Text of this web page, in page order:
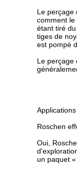
Le perçage
comment le
étant tiré
tiges de
est pompé
Le perçage
Applications
Roschen
Oui,
un paquet